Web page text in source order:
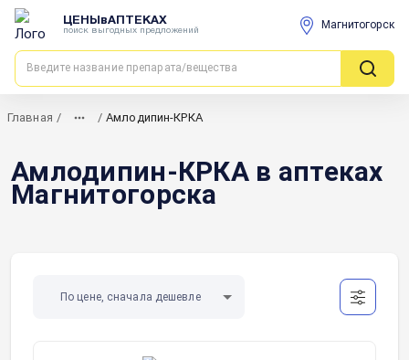
ЦЕНЫвАПТЕКАХ
поиск выгодных предложений Магнитогорск
Главная / / Амлодипин-КРКА
Амлодипин-КРКА в аптеках
Магнитогорска
По цене, сначала дешевле